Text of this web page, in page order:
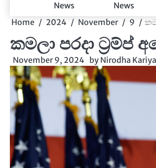
News
News
Home
2024 November 9
කමලා පරදා ට්‍රම්ප්
November 9, 2024 by Nirodha